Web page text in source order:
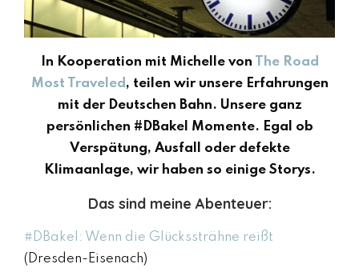
In Kooperation mit Michelle von
The Road
Most Traveled , teilen wir unsere Erfahrungen
mit der Deutschen Bahn. Unsere ganz
persönlichen #DBakel Momente. Egal ob
Verspätung, Ausfall oder defekte
Klimaanlage, wir haben so einige Storys.
Das sind meine Abenteuer:
#DBakel: Wenn die Glückssträhne reißt
(Dresden-Eisenach)